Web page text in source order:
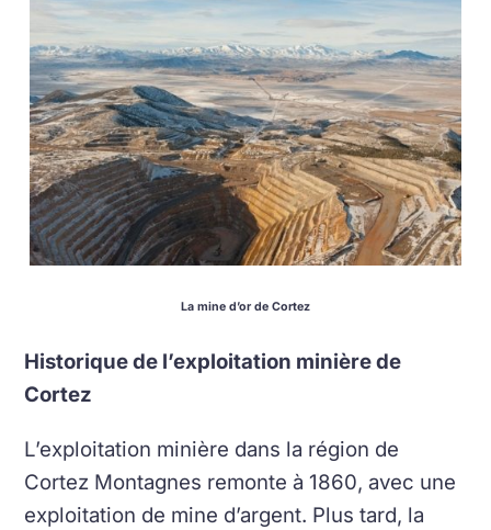
La mine d’or de Cortez
Historique de l’exploitation minière de
Cortez
L’exploitation minière dans la région de
Cortez Montagnes remonte à 1860, avec une
exploitation de mine d’argent. Plus tard, la